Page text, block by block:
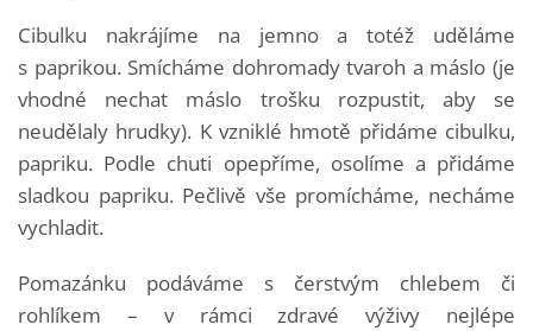
Cibulku nakrájíme na jemno a totéž uděláme
s paprikou. Smícháme dohromady tvaroh a máslo (je
vhodné nechat máslo trošku rozpustit, aby se
neudělaly hrudky). K vzniklé hmotě přidáme cibulku,
papriku. Podle chuti opepříme, osolíme a přidáme
sladkou papriku. Pečlivě vše promícháme, necháme
vychladit.
Pomazánku podáváme s čerstvým chlebem či
rohlíkem – v rámci zdravé výživy nejlépe